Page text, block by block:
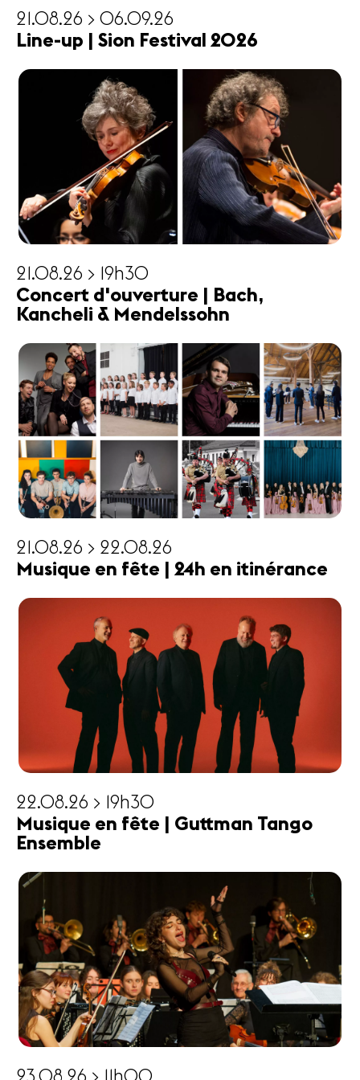
21.08.26 > 06.09.26
Line-up | Sion Festival 2026
21.08.26 > 19h30
Concert d'ouverture | Bach,
Kancheli & Mendelssohn
21.08.26 > 22.08.26
Musique en fête | 24h en itinérance
22.08.26 > 19h30
Musique en fête | Guttman Tango
Ensemble